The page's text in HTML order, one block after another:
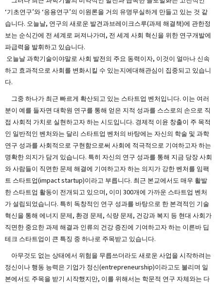
‘기초연구’와 ‘응용연구’의 이원론을 거의 유명무실하게 만들고 있는 것 같
습니다. 오늘날, 연구의 새로운 발견과브레이크스루(과제 해결책)에 관한정
보는 순식간에 전 세계로 퍼져나가며, 전 세계 사회 혁신을 위한 연구개발에
파급력을 발휘하고 있습니다.
오늘날 과학기술이야말로 사회 발전의 주요 동력이자, 이것이 얼마나 신속
하고 효과적으로 사회를 변화시킬 수 있는지에대해관심이 집중되고 있습니
다.
그중 하나가 최근 빠르게 확산되고 있는 스타트업 벤처입니다. 이는 여러
분이 예를 들자면 대학원 연구를 통해 얻은 지적 성과를 스스로의 손으로 직
접 사회적 가치로 실현하고자 하는 시도입니다. 경제적 이윤 창출이 주 목적
인 일반적인 벤처와는 달리 스타트업 벤처의 바탕에는 자신의 학술 및 과학
연구 성과를 사회적으로 구현함으로써 사회에 적극적으로 기여하고자 하는
명확한 의지가 담겨 있습니다. 특히 자신의 연구 성과를 통해 지금 당장 사회
와 사람들이 직면한 문제 해결에 기여하고자 하는 의지가 강한 벤처를 임팩
트 스타트업(impact startup)이라고 부릅니다. 최근 본교에서도 매우 활발
한 스타트업 활동이 전개되고 있으며, 이미 300개에 가까운 스타트업 벤처
가 설립되었습니다. 특히 독창적인 연구 성과를 바탕으로 한 본격적인 기술
혁신을 통해 에너지 문제, 환경 문제, 식량 문제, 건강과 복지 등 현대 사회가
직면한 중요한 과제 해결과 인류의 건강 증진에 기여하고자 하는 이른바 딥
테크 스타트업이 큰 특징 중 하나로 주목받고 있습니다.
아무것도 없는 상태에서 위험을 무릅쓰더라도 새로운 사업을 시작하려는
정신이나 행동 능력은 기업가 정신(entrepreneurship)이라고도 불리며 일
본에서도 주목을 받기 시작했지만, 이를 위해서는 학문적 연구 자체와는 다